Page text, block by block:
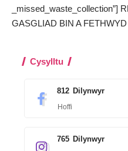
_missed_waste_collection”]
GASGLIAD BIN A FETHWYD
Cysylltu
812 Dilynwyr
Hoffi
765 Dilynwyr